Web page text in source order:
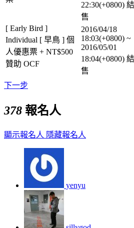
22:30(+0800)
售
[ Early Bird ]
Individual [ 早鳥 ] 個
人優惠票 + NT$500
贊助 OCF
2016/04/18
18:03(+0800) ~
2016/05/01
18:04(+0800)
售
下一步
378 報名人
顯示報名人 隱藏報名人
yenyu